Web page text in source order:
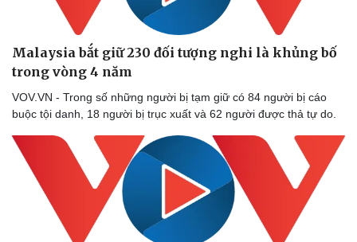
Malaysia bắt giữ 230 đối tượng nghi là khủng bố
trong vòng 4 năm
VOV.VN - Trong số những người bị tạm giữ có 84 người bị cáo
buộc tội danh, 18 người bị trục xuất và 62 người được thả tự do.